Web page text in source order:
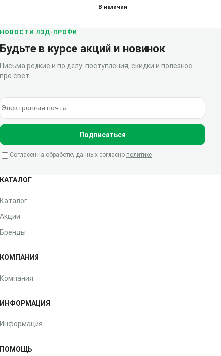
В наличии
НОВОСТИ ЛЭД-ПРОФИ
Будьте в курсе акций и новинок
Письма редкие и по делу: поступления, скидки и полезное
про свет.
Электронная почта
Подписаться
Согласен на обработку данных согласно политике
КАТАЛОГ
Каталог
Акции
Бренды
КОМПАНИЯ
Компания
ИНФОРМАЦИЯ
Информация
ПОМОЩЬ